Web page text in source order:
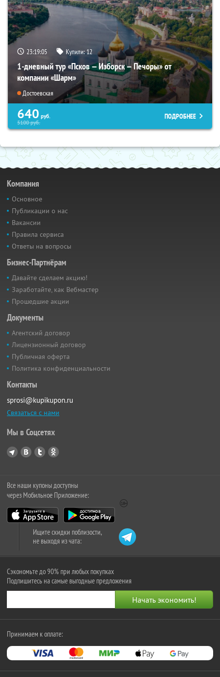
23:19:04 Купили:12
1-дневный тур «Псков — Изборск — Печоры» от
компании «Шарм»
Достоевская
640 руб.
5100руб.
ПОДРОБНЕЕ
Компания
Основное
Публикации о нас
Вакансии
Правила сервиса
Ответы на вопросы
Бизнес-Партнёрам
Давайте сделаем акцию!
Заработайте, как Вебмастер
Прошедшие акции
Документы
Агентский договор
Лицензионный договор
Публичная оферта
Политика конфиденциальности
Контакты
sprosi@kupikupon.ru
Связаться с нами
Мы в Соцсетях
Все наши купоны доступны
через Мобильное Приложение:
Ищите скидки поблизости,
не выходя из чата:
Сэкономьте до 90% при любых покупках
Подпишитесь на самые выгодные предложения
Принимаем к оплате: